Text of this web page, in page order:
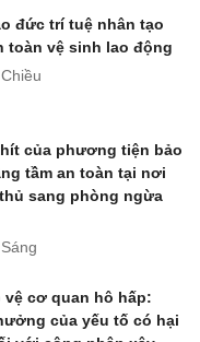
đức trí tuệ nhân tạo
toàn vệ sinh lao động
của phương tiện bảo
tầm an toàn tại nơi
sang phòng ngừa
cơ quan hô hấp:
của yếu tố có hại